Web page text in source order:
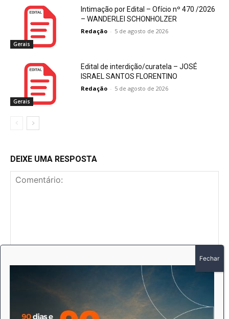
Gerais
Intimação por Edital – Ofício nº 470 /2026
– WANDERLEI SCHONHOLZER
Redação - 5 de agosto de 2026
Gerais
Edital de interdição/curatela – JOSÉ
ISRAEL SANTOS FLORENTINO
Redação - 5 de agosto de 2026
DEIXE UMA RESPOSTA